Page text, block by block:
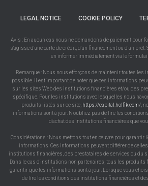
LEGAL NOTICE COOKIE POLICY
Avis : En aucun cas nous ne demandons de paiement pour
s'agisse d'une carte de crédit, d'un financement ou d'un
en informer immédiatement via le
Remarque : Nous nous efforçons de maintenir toutes les
possible. Il est important de noter que ces informations
sur les sites Web des institutions financières et/ou des
spécifique. Pour les institutions avec lesquelles nous
produits listés sur ce site, https://capital.holfik.com/,
informations sont à jour. N'oubliez pas de lire les
d'achat des institutions financières que
Considérations : Nous mettons tout en œuvre pour garantir
informations. Ces informations peuvent différer de
institutions financières, des prestataires de services ou du
Dans le cas d'institutions non partenaires, tous les
garantir que les informations sont à jour. Lorsque vous
de lire les conditions des institutions financières et